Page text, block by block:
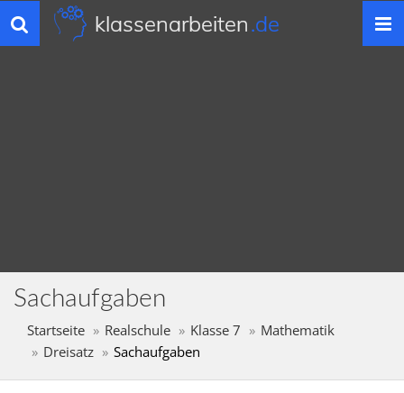
Toggle
navigation
klassenarbeiten.de
Sachaufgaben
Startseite Realschule Klasse 7
Mathematik
Dreisatz
Sachaufgaben